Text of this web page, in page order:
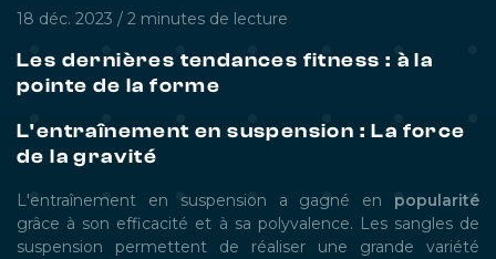
18 déc. 2023 / 2 minutes de lecture
Les dernières tendances fitness : à la
pointe de la forme
L'entraînement en suspension : La force
de la gravité
L'entraînement en suspension a gagné en popularité
grâce à son efficacité et à sa polyvalence. Les sangles de
suspension permettent de réaliser une grande variété